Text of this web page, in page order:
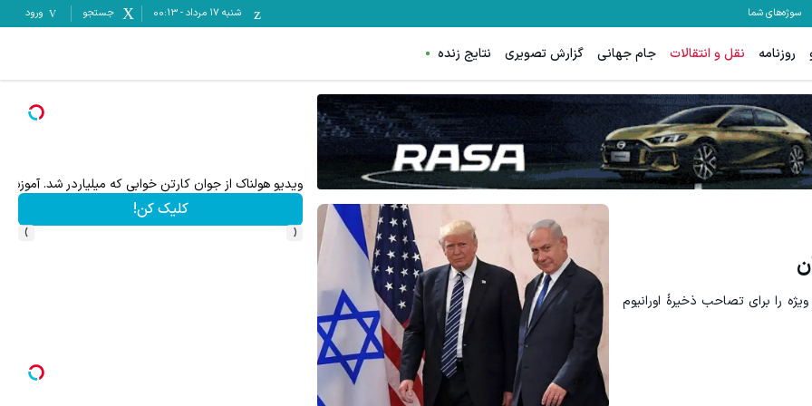
سوژه‌های شما شنبه ۱۷ مرداد -
00:13 جستجو ورود
روزنامه نقل و انتقالات جام جهانی گزارش تصویری نتایج زنده
را برای تصاحب ذخیرۀ اورانیوم
ایمپلنت تهران سر بزنید ! | فقط ۲۵ میلیون ! میخوایم رایگان بهت یاد بدیم چجوری پولدارشی! باور نداری امتحانش مجانیه
کلیک کن!
ویدیو هولناک از جوان کارتن خوابی که میلیاردر شد. آموزش
کلیک کن!
‹
›